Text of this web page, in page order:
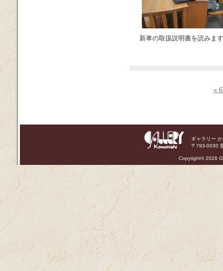
新車の取扱説明書を読みま
«
ギャラリー
〒793-0030
Copyright©2026